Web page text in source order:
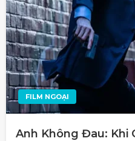
FILM NGOẠI
Anh Không Đau: Khi